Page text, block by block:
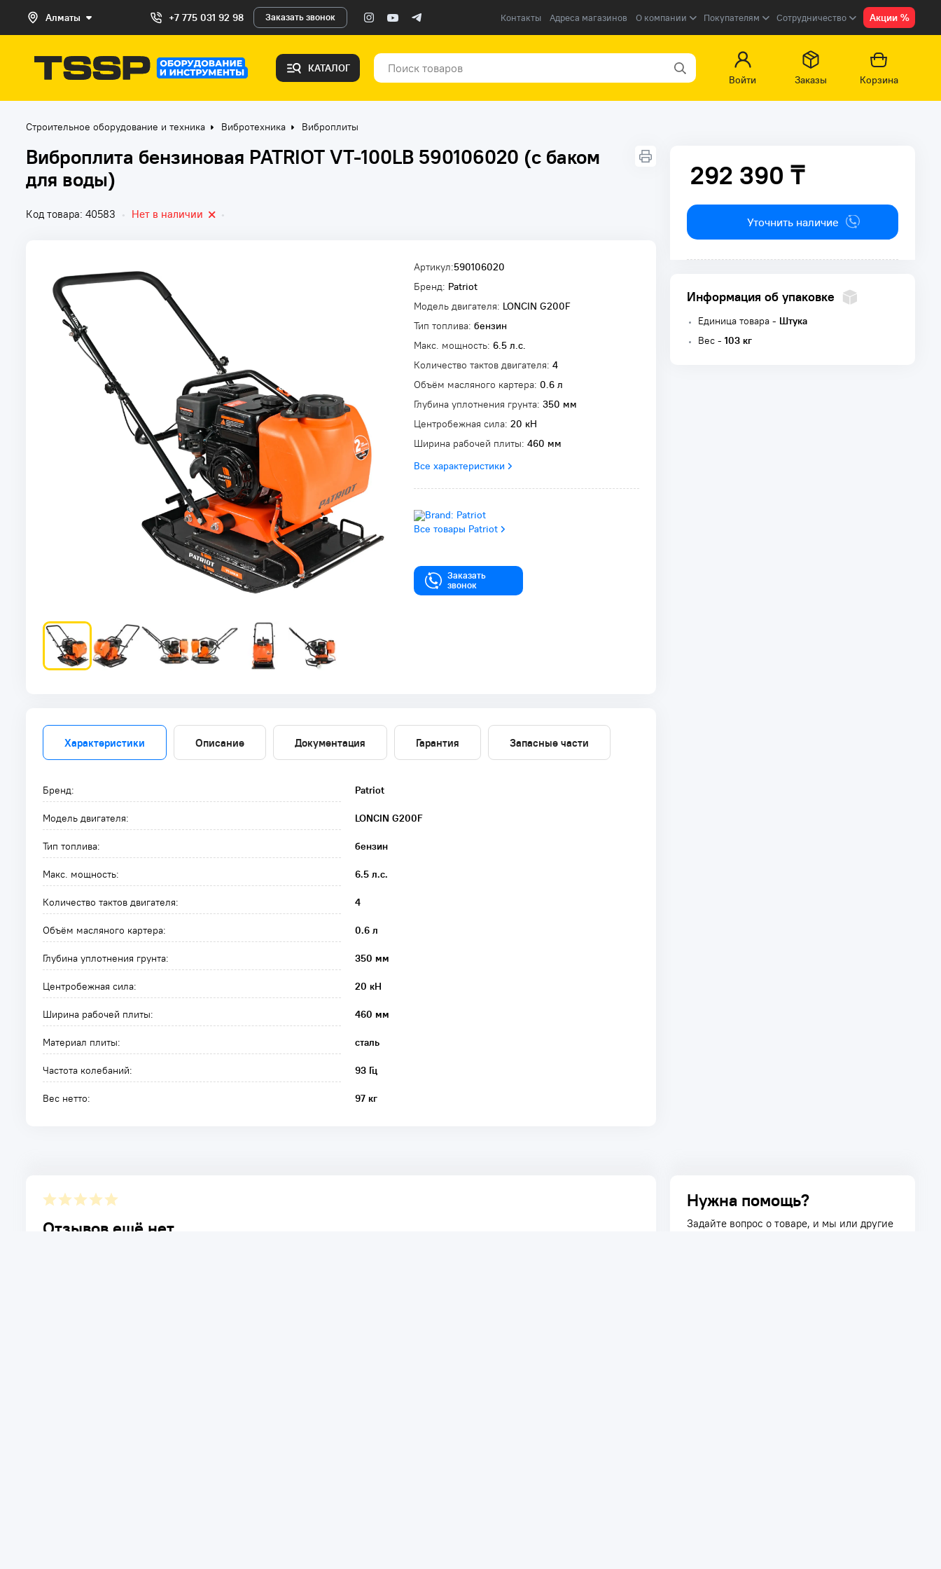
Алматы +7 775 031 92 98 Заказать звонок Контакты Адреса магазинов О компании Покупателям Сотрудничество Акции %
КАТАЛОГ
Войти
Заказы Корзина
Строительное оборудование и техника Вибротехника Виброплиты
Виброплита бензиновая PATRIOT VT-100LB 590106020 (с баком
для воды)
Код товара: 40583 • Нет в наличии •
Артикул:590106020
Бренд: Patriot
Модель двигателя: LONCIN G200F
Тип топлива: бензин
Макс. мощность: 6.5 л.с.
Количество тактов двигателя: 4
Объём масляного картера: 0.6 л
Глубина уплотнения грунта: 350 мм
Центробежная сила: 20 кН
Ширина рабочей плиты: 460 мм
Все характеристики
Все товары Patriot
Заказать
звонок
292 390 ₸
292 390 ₸
Уточнить наличие
Информация об упаковке
Единица товара - Штука
Вес - 103 кг
Характеристики Описание Документация Гарантия Запасные части
Бренд: Patriot
Модель двигателя: LONCIN G200F
Тип топлива: бензин
Макс. мощность: 6.5 л.с.
Количество тактов двигателя: 4
Объём масляного картера: 0.6 л
Глубина уплотнения грунта: 350 мм
Центробежная сила: 20 кН
Ширина рабочей плиты: 460 мм
Материал плиты: сталь
Частота колебаний: 93 Гц
Вес нетто: 97 кг
Отзывов ещё нет.
Нужна помощь?
Задайте вопрос о товаре, и мы или другие